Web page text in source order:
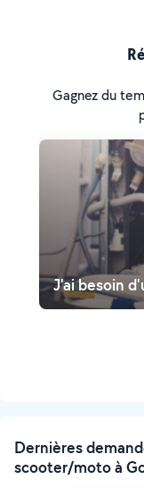
Gagnez du
J'ai besoin
Dernières
scooter/moto à